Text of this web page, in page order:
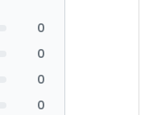
0
0
0
0